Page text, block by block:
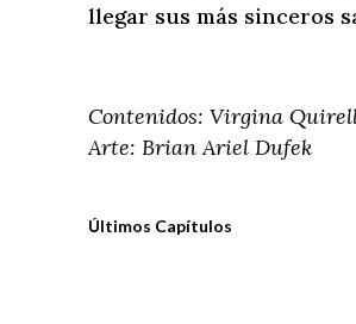
llegar sus más sinceros
Contenidos: Virgina
Arte: Brian Ariel Dufek
Últimos Capítulos